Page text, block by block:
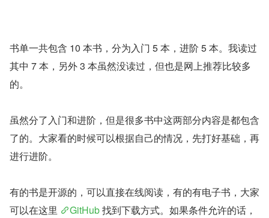
书单一共包含 10 本书，分为入门 5 本，进阶 5 本。我读过
其中 7 本，另外 3 本虽然没读过，但也是网上推荐比较多
的。
虽然分了入门和进阶，但是很多书中这两部分内容是都包含
了的。大家看的时候可以根据自己的情况，先打好基础，再
进行进阶。
有的书是开源的，可以直接在线阅读，有的有电子书，大家
可以在这里
GitHub 找到下载方式。如果条件允许的话，